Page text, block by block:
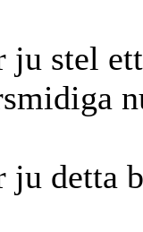
ju stel
ju detta